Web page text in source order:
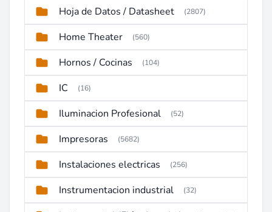
Hoja de Datos / Datasheet (2807)
Home Theater (560)
Hornos / Cocinas (104)
IC (16)
Iluminacion Profesional (52)
Impresoras (5682)
Instalaciones electricas (256)
Instrumentacion industrial (32)